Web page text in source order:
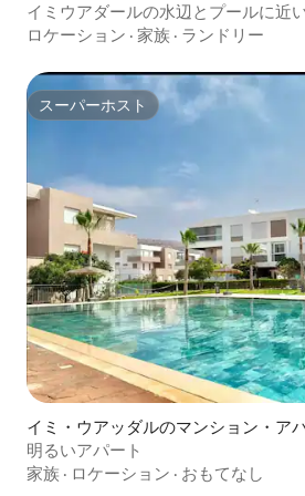
イミウアダールの水辺とプールに近
ロケーション · 家族 · ランドリー
スーパーホスト
スーパーホスト
イミ・ウアッダルのマンション・ア
明るいアパート
家族 · ロケーション · おもてなし